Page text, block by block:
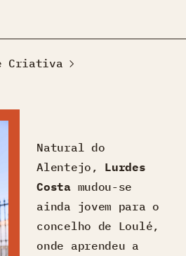
Criativa
Natural do
Alentejo, Lurdes
Costamudou-se
ainda jovem para o
concelho de Loulé,
onde aprendeu a